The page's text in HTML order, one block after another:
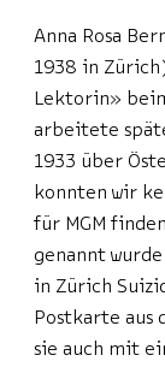
Anna Rosa
1938 in
Lektorin»
arbeitete
1933 über
konnten wir
für MGM
genannt
in Zürich
Postkarte aus
sie auch mit